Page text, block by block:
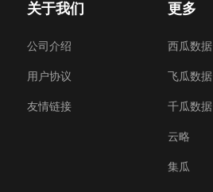
关于我们
公司介绍
用户协议
友情链接
更多
西瓜数据
飞瓜数据
千瓜数据
云略
集瓜